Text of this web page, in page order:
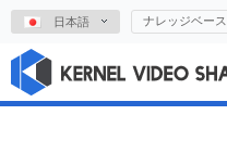
日本語 ナレッジベース